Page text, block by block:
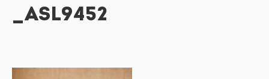
_ASL9452